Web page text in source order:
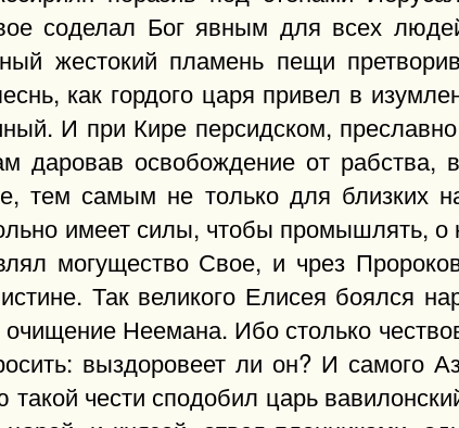
соделал Бог явным для всех
жестокий пламень пещи
как гордого царя привел в
И при Кире персидском,
освобождение от рабства,
тем самым не только для близких
имеет силы, чтобы промышлять, о
могущество Свое, и чрез
Так великого Елисея боялся
Неемана. Ибо столько
выздоровеет ли он? И самого
чести сподобил царь